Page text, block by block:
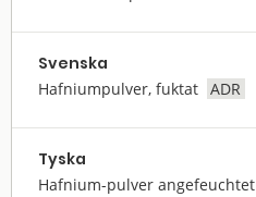
Svenska
Hafniumpulver, fuktat ADR
Tyska
Hafnium-pulver angefeuchtet